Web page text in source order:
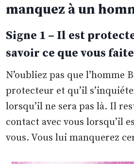
manquez à un
Signe 1 – Il est
savoir ce que vous
N’oubliez pas que l’homme
protecteur et qu’il
lorsqu’il ne sera pas là. Il
contact avec vous lorsqu’il
vous. Vous lui manquerez